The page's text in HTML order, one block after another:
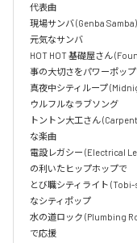
代表曲
現場サンバ (Genba
元気なサンバ
HOT HOT 基礎屋さん
事の大切さをパワーポッ
真夜中シティループ
ウルフルなラブソング
トントン大工さん
な楽曲
電設レガシー (Electrical
の利いたヒップホップで
とび職シティライト
なシティポップ
水の道ロック (Plumbing
で応援